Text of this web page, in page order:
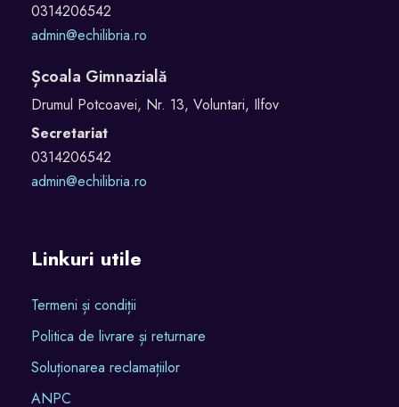
0314206542
admin@echilibria.ro
Școala Gimnazială
Drumul Potcoavei, Nr. 13, Voluntari, Ilfov
Secretariat
0314206542
admin@echilibria.ro
Linkuri utile
Termeni și condiții
Politica de livrare și returnare
Soluționarea reclamațiilor
ANPC